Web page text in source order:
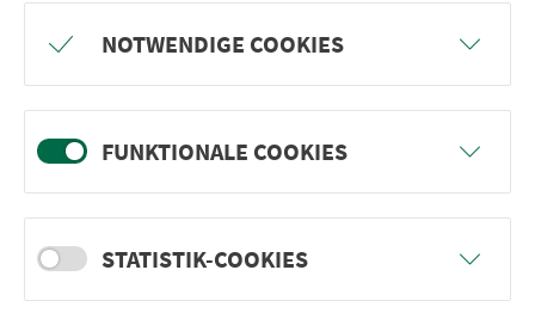
Ver­kehrs­ver­bund Groß­raum
Nürn­berg
22.000 Qua­drat­ki­lo­me­ter. 130 Ver­kehrs­un­
Ver­bin­dungen
NOTWENDIGE COOKIES
FUNKTIONALE COOKIES
STATISTIK-COOKIES